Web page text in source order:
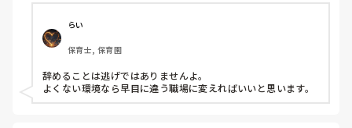
今で言う不適切保育も
仕方ないよね
もう何も言わずに
子どもの言いなりになればいいんだね
などいう意見で…
上の先生に相談することは難しそうです。
らい
保育士, 保育園
辞めることは逃げではありませんよ。
よくない環境なら早目に違う職場に変えればいいと思います。